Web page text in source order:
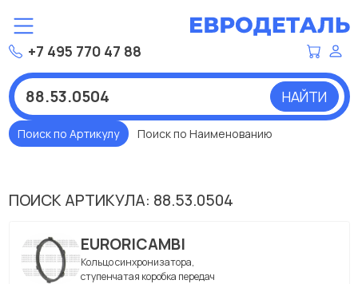
+7 495 770 47 88
НАЙТИ
Поиск по Артикулу Поиск по Наименованию
ПОИСК АРТИКУЛА: 88.53.0504
EURORICAMBI
Кольцо синхронизатора,
ступенчатая коробка передач